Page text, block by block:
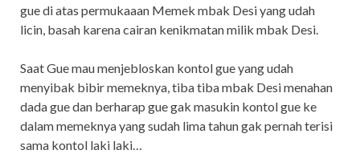
gue di atas permukaaan Memek mbak Desi yang udah
licin, basah karena cairan kenikmatan milik mbak Desi.
Saat Gue mau menjebloskan kontol gue yang udah
menyibak bibir memeknya, tiba tiba mbak Desi menahan
dada gue dan berharap gue gak masukin kontol gue ke
dalam memeknya yang sudah lima tahun gak pernah terisi
sama kontol laki laki…